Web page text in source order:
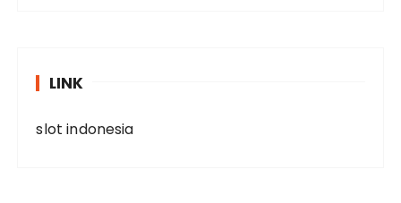
LINK
slot indonesia